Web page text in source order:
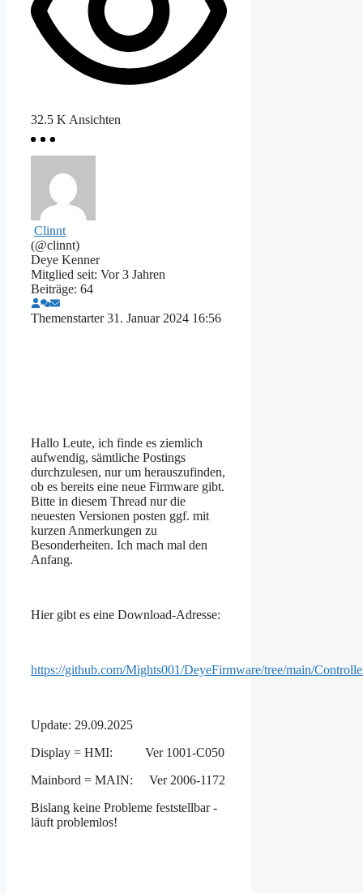
32.5 K Ansichten
Clinnt
(@clinnt)
Deye Kenner
Mitglied seit: Vor 3 Jahren
Beiträge: 64
Themenstarter 31. Januar 2024 16:56
Hallo Leute, ich finde es ziemlich
aufwendig, sämtliche Postings
durchzulesen, nur um herauszufinden,
ob es bereits eine neue Firmware gibt.
Bitte in diesem Thread nur die
neuesten Versionen posten ggf. mit
kurzen Anmerkungen zu
Besonderheiten. Ich mach mal den
Anfang.
Hier gibt es eine Download-Adresse:
https://github.com/Mights001/DeyeFirmware/tree/main/
Update: 29.09.2025
Display = HMI: Ver 1001-C050
Mainbord = MAIN: Ver 2006-1172
Bislang keine Probleme feststellbar -
läuft problemlos!